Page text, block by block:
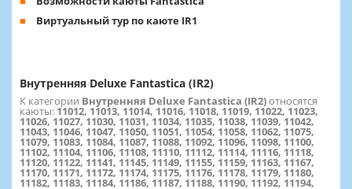
Виртуальный тур по каюте IR1
Внутренняя Deluxe Fantastica (IR2)
К категории Внутренняя Deluxe Fantastica (IR2)относятся
каюты: 11012, 11013, 11014, 11016, 11018, 11019, 11022, 11023,
11026, 11027, 11030, 11031, 11034, 11035, 11038, 11039, 11042,
11043, 11046, 11047, 11050, 11051, 11054, 11058, 11062, 11075,
11079, 11083, 11084, 11087, 11088, 11092, 11096, 11098, 11100,
11102, 11104, 11106, 11108, 11110, 11112, 11114, 11116, 11118,
11120, 11122, 11141, 11145, 11149, 11155, 11159, 11163, 11167,
11170, 11171, 11172, 11174, 11175, 11176, 11178, 11179, 11180,
11182, 11183, 11184, 11186, 11187, 11188, 11190, 11192, 11194,